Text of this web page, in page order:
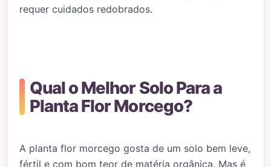
requer cuidados redobrados.
Qual o Melhor Solo Para a
Planta Flor Morcego?
A planta flor morcego gosta de um solo bem leve,
fértil e com bom teor de matéria orgânica. Mas é